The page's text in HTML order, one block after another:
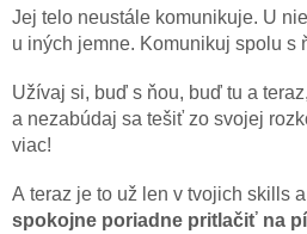
Jej telo neustále komunikuje. U
u iných jemne. Komunikuj spolu s
Užívaj si, buď s ňou, buď tu a
a nezabúdaj sa tešiť zo svojej
viac!
A teraz je to už len v tvojich skills
spokojne poriadne pritlačiť na